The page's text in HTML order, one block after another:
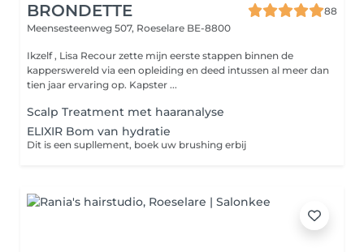
BRONDETTE
88
Meensesteenweg 507, Roeselare BE-8800
Ikzelf , Lisa Recour zette mijn eerste stappen binnen de
kapperswereld via een opleiding en deed intussen al meer dan
tien jaar ervaring op. Kapster ...
Scalp Treatment met haaranalyse
ELIXIR Bom van hydratie
Dit is een supllement, boek uw brushing erbij